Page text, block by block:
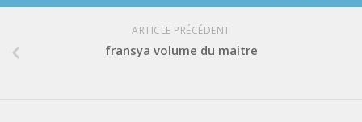
ARTICLE PRÉCÉDENT
fransya volume du maitre